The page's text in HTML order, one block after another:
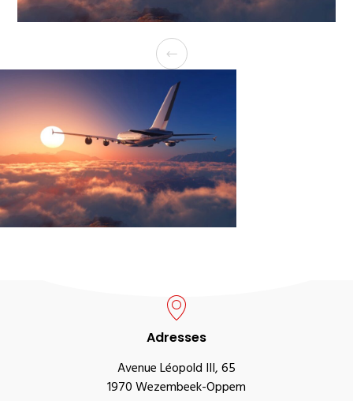
Adresses
Avenue Léopold III, 65
1970 Wezembeek-Oppem